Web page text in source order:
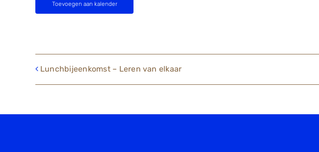
Toevoegen aan kalender
Lunchbijeenkomst – Leren van elkaar